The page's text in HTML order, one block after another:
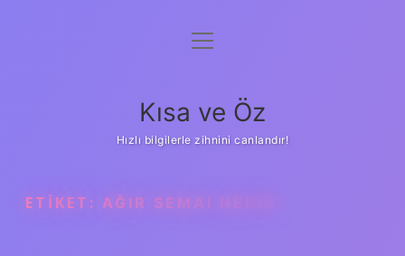
Anasayfa
Yasal Uyarı
menüyü
Kısa ve Öz
Hızlı bilgilerle zihnini canlandır!
ETIKET: AĞIR SEMAI NEDIR